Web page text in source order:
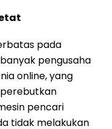
pada
pengusaha
online, yang
pencari
tidak melakukan